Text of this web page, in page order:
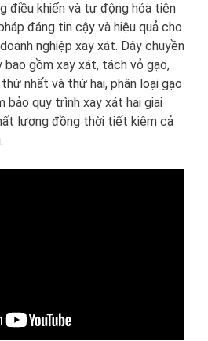
điều khiển và tự động hóa tiên
đáng tin cậy và hiệu quả cho
nghiệp xay xát. Dây chuyền
bao gồm xay xát, tách vỏ gạo,
nhất và thứ hai, phân loại gạo
bảo quy trình xay xát hai giai
lượng đồng thời tiết kiệm cả